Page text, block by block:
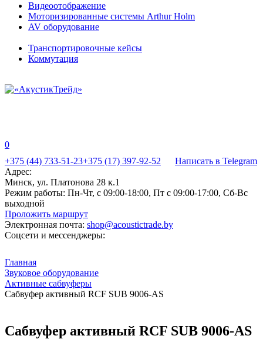
Видеоотображение
Моторизированные системы Arthur Holm
AV оборудование
Транспортировочные кейсы
Коммутация
0
+375 (44) 733-51-23+375 (17) 397-92-52
Написать в Telegram
Адрес:
Минск, ул. Платонова 28 к.1
Режим работы: Пн-Чт, с 09:00-18:00, Пт с 09:00-17:00, Сб-Вс
выходной
Проложить маршрут
Электронная почта: shop@acoustictrade.by
Соцсети и мессенджеры:
Главная
Звуковое оборудование
Активные сабвуферы
Cабвуфер активный RCF SUB 9006-AS
Cабвуфер активный RCF SUB 9006-AS